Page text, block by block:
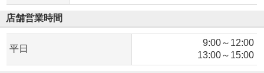
店舗営業時間
平日
9:00～12:00
13:00～15:00